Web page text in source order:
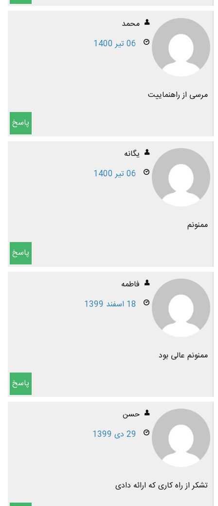
محمد
06 تیر 1400
مرسی از راهنماییت
پاسخ
یگانه
06 تیر 1400
ممنونم
پاسخ
فاطمه
18 اسفند 1399
ممنونم عالی بود
پاسخ
حسن
29 دی 1399
تشکر از راه کاری که ارائه دادی